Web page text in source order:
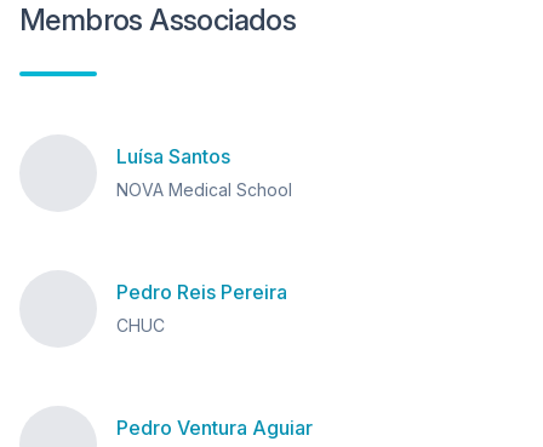
Membros Associados
Luísa Santos
NOVA Medical School
Pedro Reis Pereira
CHUC
Pedro Ventura Aguiar